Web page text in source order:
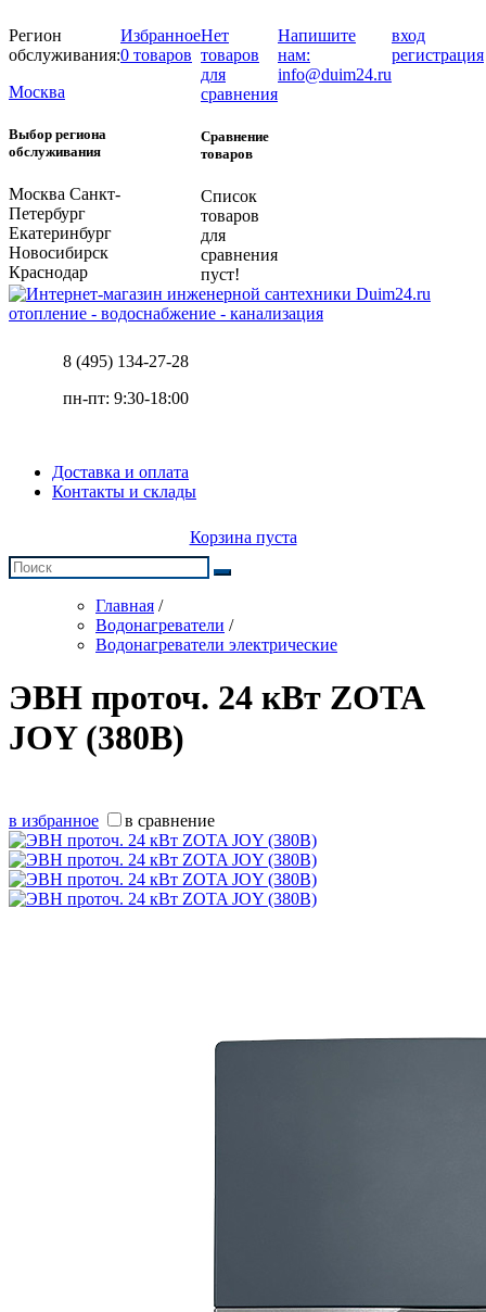
Регион
обслуживания:
Москва
Выбор региона
обслуживания
Москва Санкт-
Петербург
Екатеринбург
Новосибирск
Краснодар
Избранное
0 товаров
Нет
товаров
для
сравнения
Сравнение
товаров
Список
товаров
для
сравнения
пуст!
Напишите
нам:
info@duim24.ru
вход
регистрация
отопление - водоснабжение - канализация
8 (495) 134-27-28
пн-пт: 9:30-18:00
Доставка и оплата
Контакты и склады
Корзина пуста
Главная /
Водонагреватели /
Водонагреватели электрические
ЭВН проточ. 24 кВт ZOTA
JOY (380В)
в избранное в сравнение